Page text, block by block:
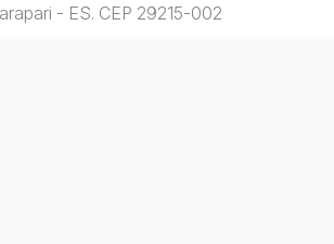
- ES. CEP 29215-002